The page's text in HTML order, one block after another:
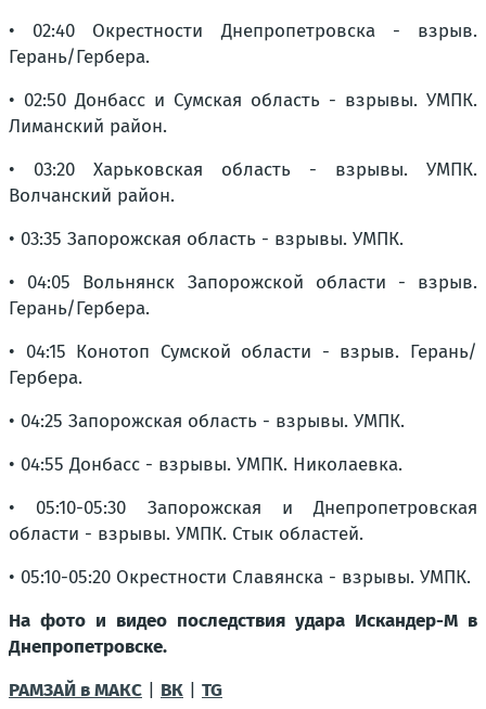
• 02:40 Окрестности Днепропетровска - взрыв.
Герань/Гербера.
• 02:50 Донбасс и Сумская область - взрывы. УМПК.
Лиманский район.
• 03:20 Харьковская область - взрывы. УМПК.
Волчанский район.
• 03:35 Запорожская область - взрывы. УМПК.
• 04:05 Вольнянск Запорожской области - взрыв.
Герань/Гербера.
• 04:15 Конотоп Сумской области - взрыв. Герань/
Гербера.
• 04:25 Запорожская область - взрывы. УМПК.
• 04:55 Донбасс - взрывы. УМПК. Николаевка.
• 05:10-05:30 Запорожская и Днепропетровская
области - взрывы. УМПК. Стык областей.
• 05:10-05:20 Окрестности Славянска - взрывы. УМПК.
На фото и видео последствия удара Искандер-М в
Днепропетровске.
РАМЗАЙ в МАКС
ВК TG